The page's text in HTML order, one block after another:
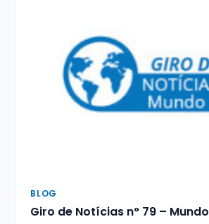
BLOG
Giro de Notícias n° 79 – Mundo